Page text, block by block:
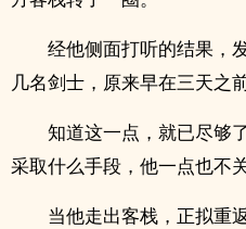
经他侧面打听的结果，
几名剑士，原来早在三天之
知道这一点，就已尽够
采取什么手段，他一点也不关
当他走出客栈，正拟重